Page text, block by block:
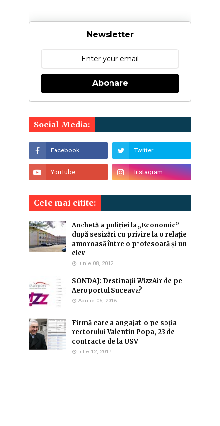
Newsletter
Abonare
Social Media:
Cele mai citite:
Anchetă a poliției la „Economic”
după sesizări cu privire la o relație
amoroasă între o profesoară și un
elev
Iunie 08, 2012
SONDAJ: Destinaţii WizzAir de pe
Aeroportul Suceava?
Aprilie 05, 2016
Firmă care a angajat-o pe soția
rectorului Valentin Popa, 23 de
contracte de la USV
Iulie 12, 2017